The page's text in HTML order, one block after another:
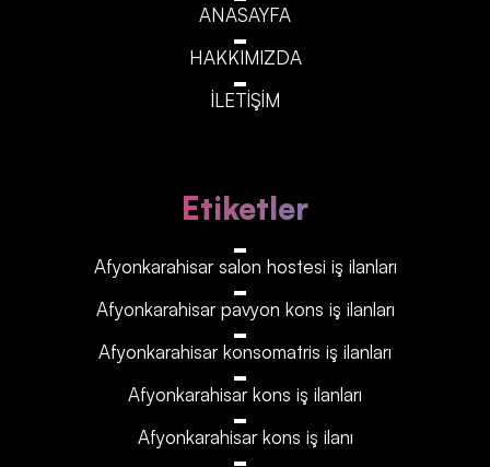
ANASAYFA
HAKKIMIZDA
İLETİŞİM
Etiketler
Afyonkarahisar‎‎‎‎ salon hostesi iş ilanları
Afyonkarahisar‎‎‎‎ pavyon kons iş ilanları
Afyonkarahisar‎‎‎‎ konsomatris iş ilanları
Afyonkarahisar‎‎‎‎ kons iş ilanları
Afyonkarahisar‎‎‎‎ kons iş ilanı